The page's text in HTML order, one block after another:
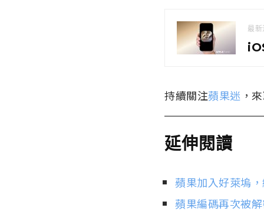
最新
持續關注蘋果迷 ，
延伸閱讀
蘋果加入好萊塢
蘋果編碼再次被